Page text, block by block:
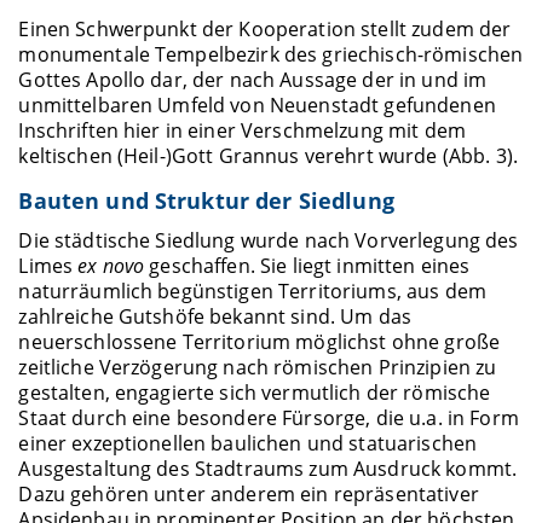
Einen Schwerpunkt der Kooperation stellt zudem der
monumentale Tempelbezirk des griechisch-römischen
Gottes Apollo dar, der nach Aussage der in und im
unmittelbaren Umfeld von Neuenstadt gefundenen
Inschriften hier in einer Verschmelzung mit dem
keltischen (Heil-)Gott Grannus verehrt wurde (Abb. 3).
Bauten und Struktur der Siedlung
Die städtische Siedlung wurde nach Vorverlegung des
Limesex novo geschaffen. Sie liegt inmitten eines
naturräumlich begünstigen Territoriums, aus dem
zahlreiche Gutshöfe bekannt sind. Um das
neuerschlossene Territorium möglichst ohne große
zeitliche Verzögerung nach römischen Prinzipien zu
gestalten, engagierte sich vermutlich der römische
Staat durch eine besondere Fürsorge, die u.a. in Form
einer exzeptionellen baulichen und statuarischen
Ausgestaltung des Stadtraums zum Ausdruck kommt.
Dazu gehören unter anderem ein repräsentativer